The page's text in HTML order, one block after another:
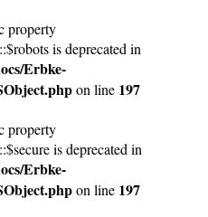
property
is deprecated in
Erbke-
on line 197
property
is deprecated in
Erbke-
on line 197